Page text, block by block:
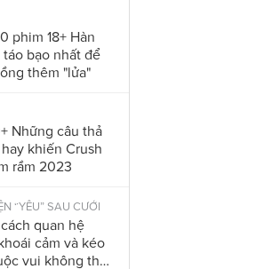
phim 18+ Hàn
táo bạo nhất để
thêm "lửa"
Những câu thả
khiến Crush
rầm 2023
“YÊU” SAU CƯỚI
quan hệ
cảm và kéo
vui không thể